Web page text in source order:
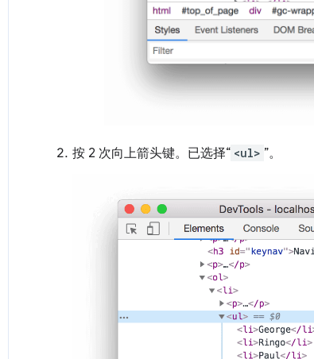
按 2 次向上箭头键。已选择“ <ul> ”。